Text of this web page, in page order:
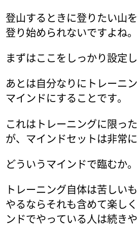
登山するときに登りたい山
登り始められないですよね。
まずはここをしっかり設定し
あとは自分なりにトレーニ
マインドにすることです。
これはトレーニングに限っ
が、マインドセットは非常に
どういうマインドで臨むか。
トレーニング自体は苦しい
やるならそれも含めて楽し
ンドでやっている人は続きや